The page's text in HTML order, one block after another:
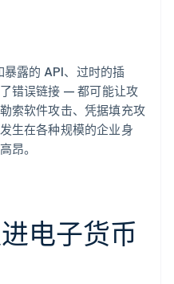
露的 API、过时的插
错误链接 — 都可能让攻
索软件攻击、凭据填充攻
生在各种规模的企业身
昂。
电子货币